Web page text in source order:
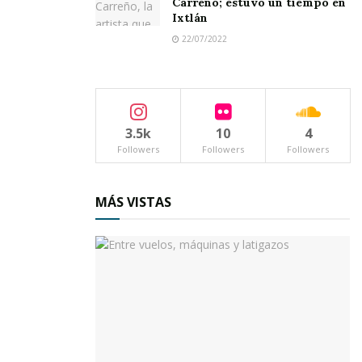
Durante la Feria de Nayarit en California, los
Ixtlán
22/07/2022
3.5k
Followers
10
Followers
4
Followers
MÁS VISTAS